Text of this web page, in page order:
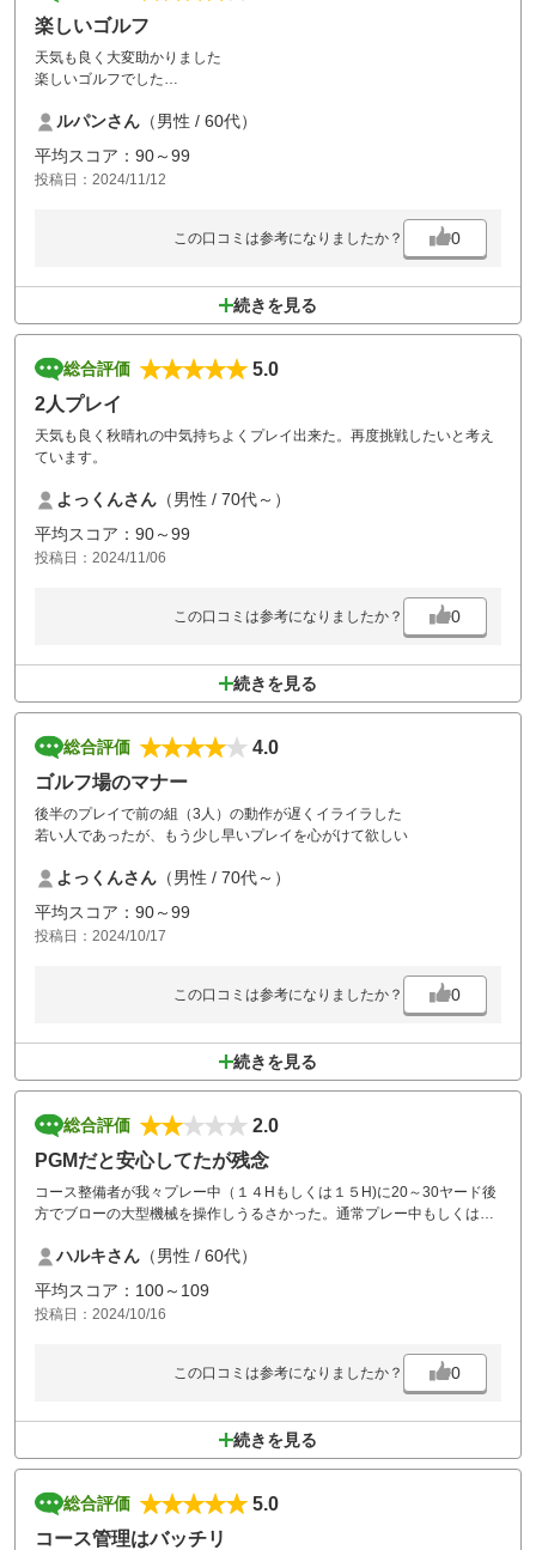
楽しいゴルフ
天気も良く大変助かりました
楽しいゴルフでした
食事のメニューが少し少ないのが不満です
ルパンさん （男性 / 60代）
平均スコア：90～99
投稿日：2024/11/12
この口コミは参考になりましたか？ 0
続きを見る
総合評価
5.0
2人プレイ
天気も良く秋晴れの中気持ちよくプレイ出来た。再度挑戦したいと考え
ています。
よっくんさん （男性 / 70代～）
平均スコア：90～99
投稿日：2024/11/06
この口コミは参考になりましたか？ 0
続きを見る
総合評価
4.0
ゴルフ場のマナー
後半のプレイで前の組（3人）の動作が遅くイライラした
若い人であったが、もう少し早いプレイを心がけて欲しい
よっくんさん （男性 / 70代～）
平均スコア：90～99
投稿日：2024/10/17
この口コミは参考になりましたか？ 0
続きを見る
総合評価
2.0
PGMだと安心してたが残念
コース整備者が我々プレー中（１４Hもしくは１５H)に20～30ヤード後
方でブローの大型機械を操作しうるさかった。通常プレー中もしくは打
レストランは食事を運んでくるのがおおむねロボットだったが、スタッ
フが運んできたときは、投げるように置いていくし、昼休憩は１時間２
０分もあり、余裕もって食事を頼んだが、４人中２人はスタート５分前
に運ばれてきた。
ハルキさん （男性 / 60代）
平均スコア：100～109
投稿日：2024/10/16
この口コミは参考になりましたか？ 0
続きを見る
総合評価
5.0
コース管理はバッチリ